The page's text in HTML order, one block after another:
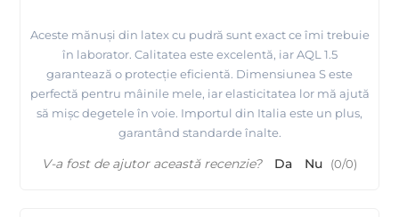
Aceste mănuși din latex cu pudră sunt exact ce îmi trebuie
în laborator. Calitatea este excelentă, iar AQL 1.5
garantează o protecție eficientă. Dimensiunea S este
perfectă pentru mâinile mele, iar elasticitatea lor mă ajută
să mișc degetele în voie. Importul din Italia este un plus,
garantând standarde înalte.
V-a fost de ajutor această recenzie? Da Nu (0/0)